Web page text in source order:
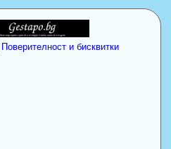
Поверителност и бисквитки